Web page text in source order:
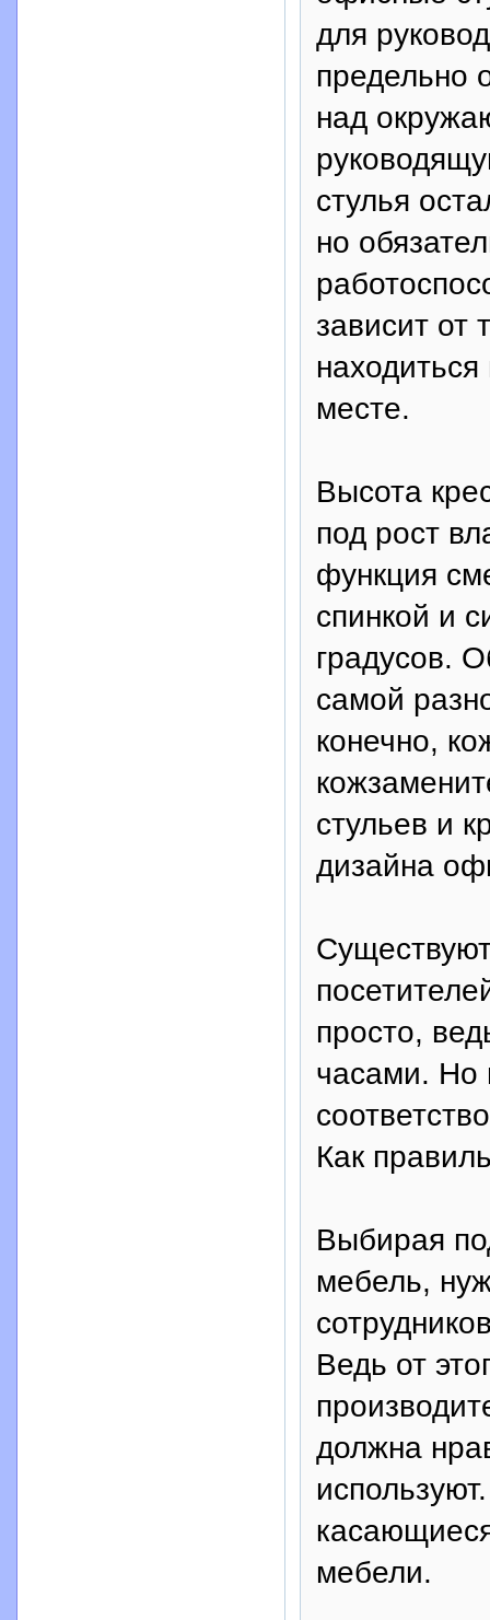
для
предельно
над
стулья
но
зависит от
месте.
Высота
под рост
функция
спинкой и
градусов.
самой
конечно,
стульев и
дизайна
просто,
часами. Но
Как
Выбирая
мебель,
Ведь от
должна
мебели.